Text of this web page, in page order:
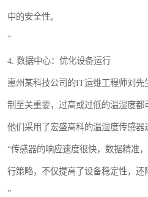
中的安全性。
”
4. 数据中心：优化设备运行
惠州某科技公司的IT运维工程师刘
制至关重要，过高或过低的温湿度都
他们采用了宏盛高科的温湿度传感器
“传感器的响应速度很快，数据精准
行策略，不仅提高了设备稳定性，还
”